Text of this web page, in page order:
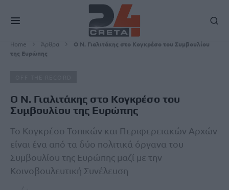
Home Άρθρα
Ο Ν. Γιαλιτάκης στο Κογκρέσο του Συμβουλίου
της Ευρώπης
Ο Ν. Γιαλιτάκης στο Κογκρέσο του
Συμβουλίου της Ευρώπης
Το Κογκρέσο Τοπικών και Περιφερειακών Αρχών
είναι ένα από τα δύο πολιτικά όργανα του
Συμβουλίου της Ευρώπης μαζί με την
Κοινοβουλευτική Συνέλευση